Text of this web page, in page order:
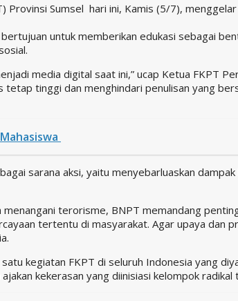
Provinsi Sumsel hari ini, Kamis (5/7),
untuk memberikan edukasi sebagai
media digital saat ini,” ucap Ketua FKPT
tinggi dan menghindari penulisan yang
sarana aksi, yaitu menyebarluaskan
terorisme, BNPT memandang
tertentu di masyarakat. Agar upaya dan
kegiatan FKPT di seluruh Indonesia yang
kekerasan yang diinisiasi kelompok